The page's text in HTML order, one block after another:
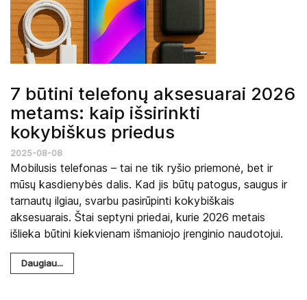
7 būtini telefonų aksesuarai 2026
metams: kaip išsirinkti
kokybiškus priedus
2025-08-08
Mobilusis telefonas – tai ne tik ryšio priemonė, bet ir
mūsų kasdienybės dalis. Kad jis būtų patogus, saugus ir
tarnautų ilgiau, svarbu pasirūpinti kokybiškais
aksesuarais. Štai septyni priedai, kurie 2026 metais
išlieka būtini kiekvienam išmaniojo įrenginio naudotojui.
Daugiau...